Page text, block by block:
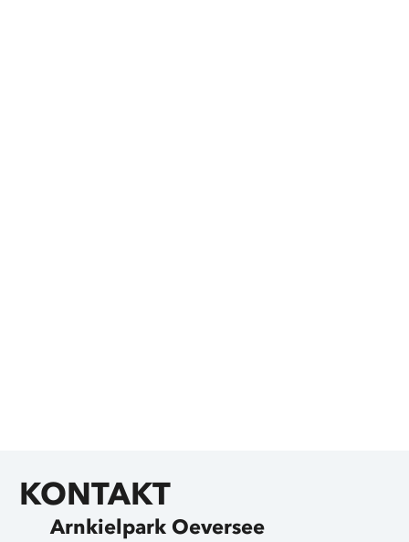
KONTAKT
Arnkielpark Oeversee